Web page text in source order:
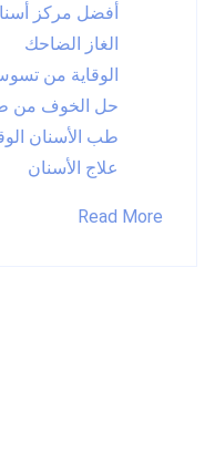
أفضل مركز
الغاز الضاحك
الوقاية من
حل الخوف من
طب الأسنان
علاج الأسنان
Read More